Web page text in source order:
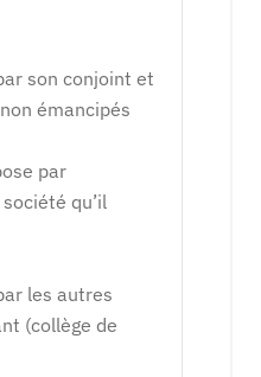
son conjoint et
émancipés
par
qu’il
les autres
(collège de